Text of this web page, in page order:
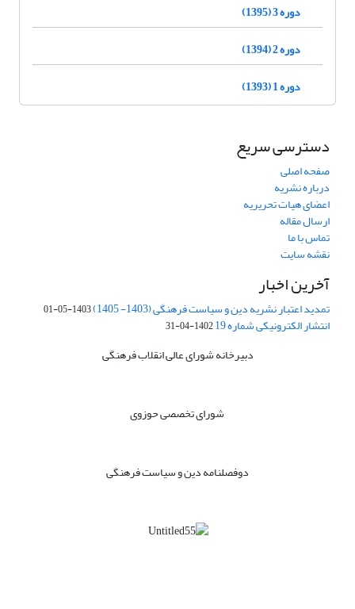
دوره 3 (1395)
دوره 2 (1394)
دوره 1 (1393)
دسترسی سریع
صفحه اصلی
درباره نشریه
اعضای هیات تحریریه
ارسال مقاله
تماس با ما
نقشه سایت
آخرین اخبار
تمدید اعتبار نشریه دین و سیاست فرهنگی (1403- 1405) 1403-05-01
انتشار الکترونیکی شماره 19 1402-04-31
دبیرخانه شورای عالی انقلاب فرهنگی
شورای تخصصی حوزوی
دوفصلنامه دین و سیاست فرهنگی